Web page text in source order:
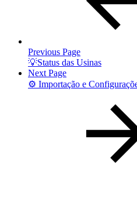
Previous Page
💡Status das Usinas
Next Page
⚙️ Importação e